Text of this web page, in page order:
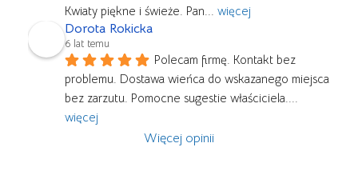
Kwiaty piękne i świeże. Pan
więcej
Dorota Rokicka
6 lat temu
Polecam firmę. Kontakt bez
problemu. Dostawa wieńca do wskazanego miejsca
bez zarzutu. Pomocne sugestie właściciela.
więcej
Więcej opinii